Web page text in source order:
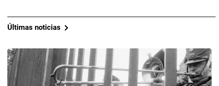
Últimas noticias